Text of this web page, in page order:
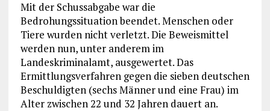
Mit der Schussabgabe war die
Bedrohungssituation beendet. Menschen oder
Tiere wurden nicht verletzt. Die Beweismittel
werden nun, unter anderem im
Landeskriminalamt, ausgewertet. Das
Ermittlungsverfahren gegen die sieben deutschen
Beschuldigten (sechs Männer und eine Frau) im
Alter zwischen 22 und 32 Jahren dauert an.